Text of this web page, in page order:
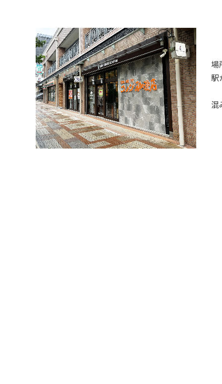
場
駅
混